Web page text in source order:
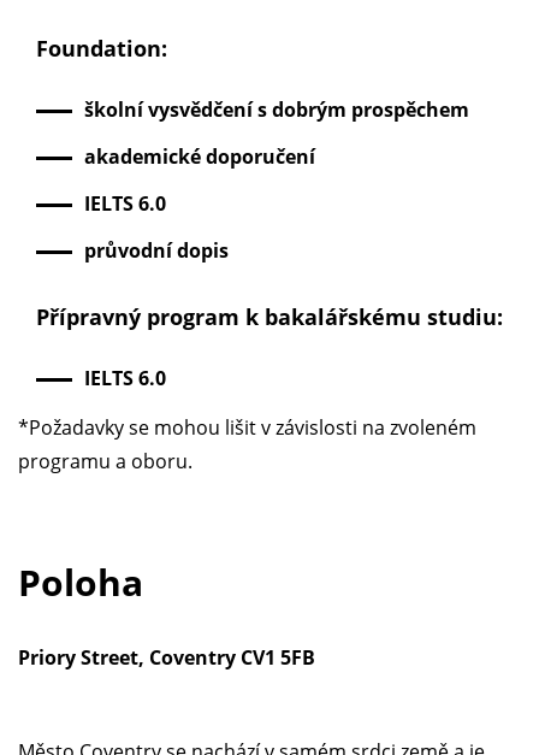
Foundation:
školní vysvědčení s dobrým prospěchem
akademické doporučení
IELTS 6.0
průvodní dopis
Přípravný program k bakalářskému studiu:
IELTS 6.0
*Požadavky se mohou lišit v závislosti na zvoleném
programu a oboru.
Poloha
Priory Street, Coventry CV1 5FB